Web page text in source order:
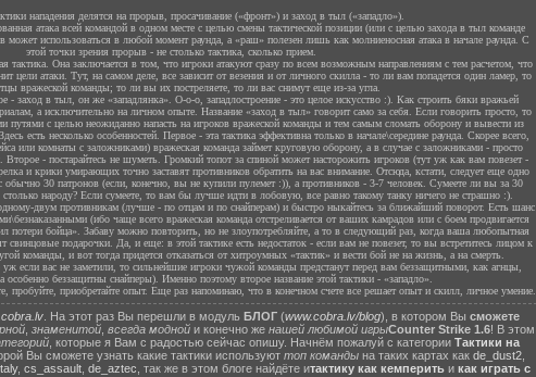
нападения делятся на прорыв, просачивание («фронт») и заход в тыл («западло»).
атака всей командой в одном месте с целью смены тактической позиции (или с целью захода в тыл команде
использоваться в любой момент раунда, а «раш» полезен лишь как молниеносная атака в начале раунда. С
этой точки зрения прорыв - не столько тактика, сколько прием.
тактика. Она заключается в том, что игроки атакуют сразу по всем возможным направлениям с тем расчетом, что
цели атаки. Тут, на самом деле, все зависит от везения и от личного скилла - то ли вам попадется один ламер, то
вражеской команды; то ли вы их постреляете, то ли вас снимут еще из-за угла.
- заход в тыл, он же «западлянка». О-о-о, западлостроение - это целое искусство :). Как строить бяки вражьей
а исключительно на личном опыте. Название «заход в тыл» говорит само за себя. Если говорить просто, то
путями с целью неожиданно напасть на игроков вражеской команды и тем самым сломать оборону и вывести из
есть несколько особенностей. Первое - эта тактика эффективна только в начале\середине раунда. Скорее всего,
или комнаты с заложниками) вражеская команда займет круговую оборону, а в случае с заложниками - просто
Второе - постарайтесь не шуметь. Громкий топот за спиной может насторожить игроков (тут уж как вам повезет -
и крики умирающих точно заставят противников обратить на вас внимание. Отсюда, кстати, следует еще одно
обычно 30 патронов (если, конечно, вы не купили пулемет :)), а противников - 3-7 человек. Сумеете ли вы за 30
столько народу? Если сумеете, то вам бы лучше идти в лобовую, все равно такому танку ничего не страшно :).
двум противникам (лучше - по отцам и по снайперам) и быстро ныкайтесь за ближайший поворот. Есть шанс
(ибо чаще всего вражеская команда отстреливается от ваших камрадов или с боем продвигается
потери бойца». Забаву можно повторить, но не злоупотребляйте, а то в следующий раз, когда ваша любопытная
свинцовые подарочки. Да, и еще: в этой тактике есть недостаток - если вам не повезет, то вы встретитесь лицом к
команды, и вот тогда придется отказаться от хитроумных «тактик» и вести бой не на жизнь, а на смерть.
если вас не заметили, то сильнейшие игроки чужой команды предстанут перед вам беззащитными, как агнцы,
особенно беззащитны снайперы). Именно поэтому второе название этой тактики - «западло».
пробуйте, приобретайте опыт. Еще раз напоминаю, что в конечном счете все решает опыт и скилл, личное умение.
. На этот раз Вы перешли в модуль БЛОГ (www.cobra.lv/blog), в котором Вы сможете
знаменитой всегда модной и конечно же нашей любимой игрыCounter Strike 1.6! В этом
, которые я Вам с радостью сейчас опишу. Начнём пожалуй с категории Тактики на
Вы сможете узнать какие тактики используют топ командына таких картах как de_dust2,
, cs_assault, de_aztec , так же в этом блоге найдёте итактику как кемперитьи как играть с